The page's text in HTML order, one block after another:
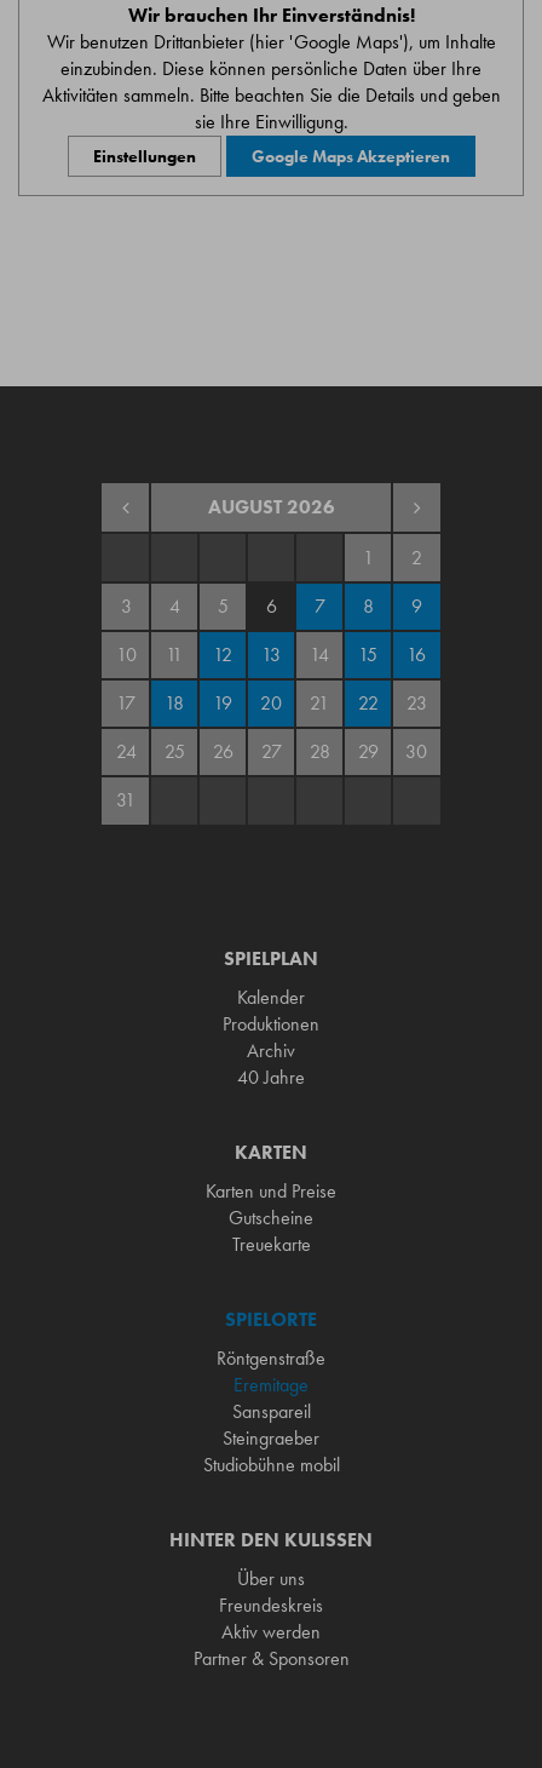
Wir brauchen Ihr Einverständnis!
Wir benutzen Drittanbieter (hier 'Google Maps'), um Inhalte
einzubinden. Diese können persönliche Daten über Ihre
Aktivitäten sammeln. Bitte beachten Sie die Details und geben
sie Ihre Einwilligung.
Einstellungen Google Maps Akzeptieren
AUGUST 2026
1
2
3
4 5 6 7 8
9
10
11 12 13 14 15
16
17
18 19 20 21 22
23
24
25 26 27 28 29
30
31
SPIELPLAN
Kalender
Produktionen
Archiv
40 Jahre
KARTEN
Karten und Preise
Gutscheine
Treuekarte
SPIELORTE
Röntgenstraße
Eremitage
Sanspareil
Steingraeber
Studiobühne mobil
HINTER DEN KULISSEN
Über uns
Freundeskreis
Aktiv werden
Partner & Sponsoren